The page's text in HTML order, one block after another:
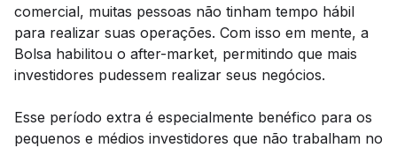
comercial, muitas pessoas não tinham tempo hábil
para realizar suas operações. Com isso em mente, a
Bolsa habilitou o after-market, permitindo que mais
investidores pudessem realizar seus negócios.
Esse período extra é especialmente benéfico para os
pequenos e médios investidores que não trabalham no